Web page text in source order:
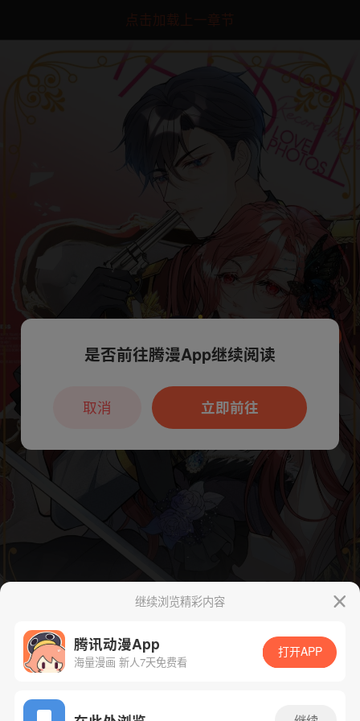
点击加载上一章节
App免费看
继续浏览精彩内容
腾讯动漫App
海量漫画 新人7天免费看
打开APP
本章节仅支持App阅读，可打开App新用
户7天免费看
是否前往腾漫App继续阅读
立即前往
取消